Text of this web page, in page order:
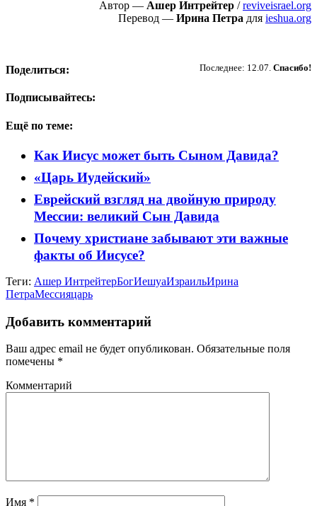
Автор — Ашер Интрейтер /reviveisrael.org
Перевод — Ирина Петра для ieshua.org
Последнее: 12.07. Спасибо!
Поделиться:
Подписывайтесь:
Ещё по теме:
Как Иисус может быть Сыном Давида?
«Царь Иудейский»
Еврейский взгляд на двойную природу
Мессии: великий Сын Давида
Почему христиане забывают эти важные
факты об Иисусе?
Теги: Ашер ИнтрейтерБогИешуаИзраильИрина
ПетраМессияцарь
Добавить комментарий
Ваш адрес email не будет опубликован. Обязательные поля
помечены *
Комментарий
Имя *